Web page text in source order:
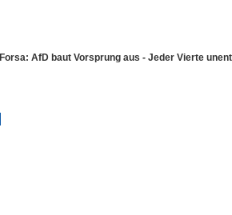
Forsa: AfD baut Vorsprung aus - Jeder Vierte